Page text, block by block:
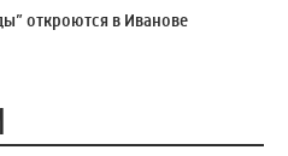
откроются в Иванове